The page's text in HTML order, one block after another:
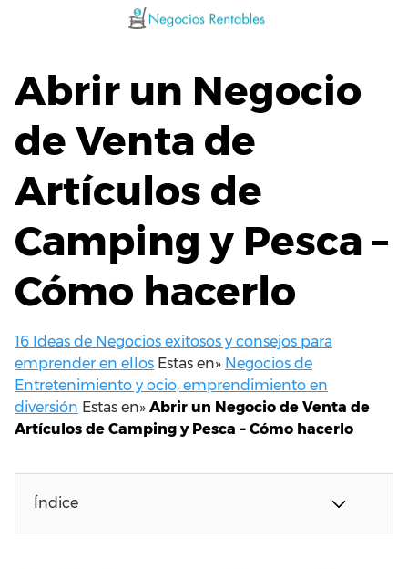
Abrir un Negocio
de Venta de
Artículos de
Camping y Pesca –
Cómo hacerlo
16 Ideas de Negocios exitosos y consejos para
emprender en ellos Estas en» Negocios de
Entretenimiento y ocio, emprendimiento en
diversión Estas en» Abrir un Negocio de Venta de
Artículos de Camping y Pesca – Cómo hacerlo
Índice